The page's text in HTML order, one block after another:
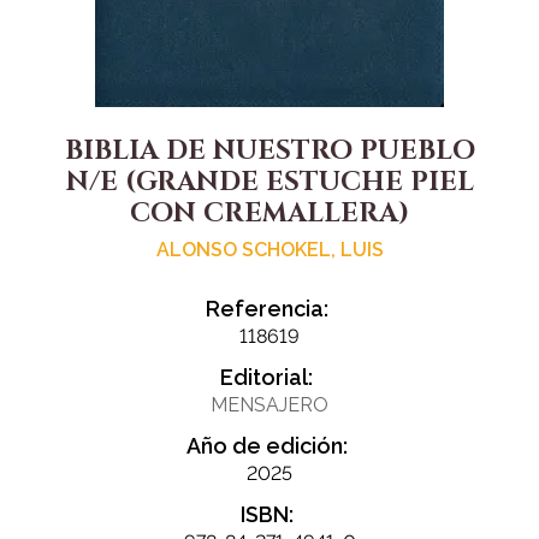
BIBLIA DE NUESTRO PUEBLO
N/E (GRANDE ESTUCHE PIEL
CON CREMALLERA)
ALONSO SCHOKEL, LUIS
Referencia:
118619
Editorial:
MENSAJERO
Año de edición:
2025
ISBN: